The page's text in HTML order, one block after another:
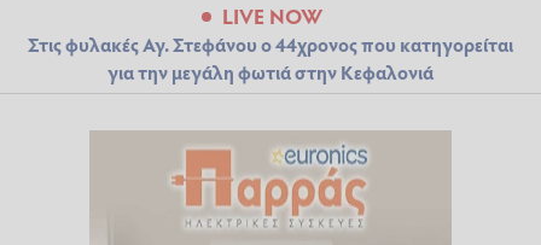
LIVE NOW
Στις φυλακές Αγ. Στεφάνου ο 44χρονος που κατηγορείται
για την μεγάλη φωτιά στην Κεφαλονιά